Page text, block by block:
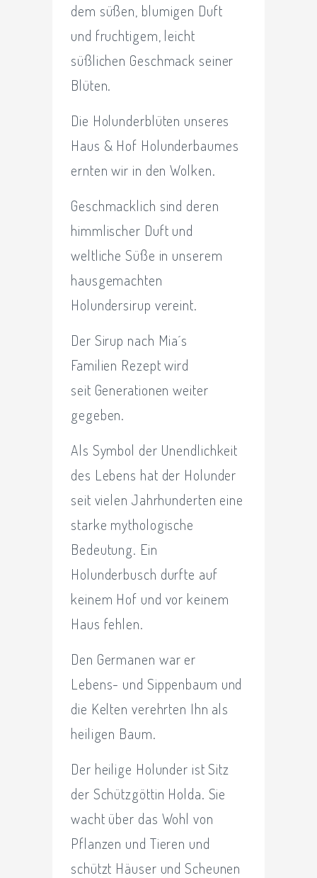
dem süßen, blumigen Duft
und fruchtigem, leicht
süßlichen Geschmack seiner
Blüten.
Die Holunderblüten unseres
Haus & Hof Holunderbaumes
ernten wir in den Wolken.
Geschmacklich sind deren
himmlischer Duft und
weltliche Süße in unserem
hausgemachten
Holundersirup vereint.
Der Sirup nach Mia´s
Familien Rezept wird
seit Generationen weiter
gegeben.
Als Symbol der Unendlichkeit
des Lebens hat der Holunder
seit vielen Jahrhunderten eine
starke mythologische
Bedeutung. Ein
Holunderbusch durfte auf
keinem Hof und vor keinem
Haus fehlen.
Den Germanen war er
Lebens- und Sippenbaum und
die Kelten verehrten Ihn als
heiligen Baum.
Der heilige Holunder ist Sitz
der Schützgöttin Holda. Sie
wacht über das Wohl von
Pflanzen und Tieren und
schützt Häuser und Scheunen